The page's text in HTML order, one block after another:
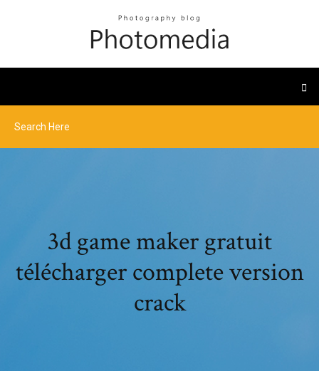
3d game maker gratuit
télécharger complete version
crack